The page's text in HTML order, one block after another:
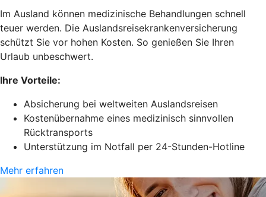
Im Ausland können medizinische Behandlungen schnell
teuer werden. Die Auslandsreisekrankenversicherung
schützt Sie vor hohen Kosten. So genießen Sie Ihren
Urlaub unbeschwert.
Ihre Vorteile:
Absicherung bei weltweiten Auslandsreisen
Kostenübernahme eines medizinisch sinnvollen
Rücktransports
Unterstützung im Notfall per 24-Stunden-Hotline
Mehr erfahren